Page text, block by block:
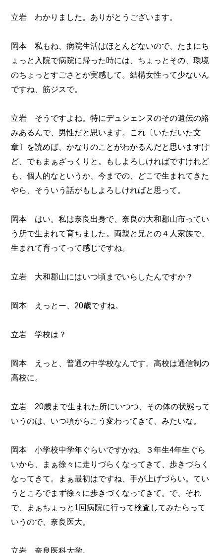
立岩 わかりました。ありがとうございます。
岡本 私もね、病院生活はほとんどないので、たまにち
ょっと入院で病院に帰った時には、ちょっとその、環境
のちょっとすごさとか実感して。結構女性って少ないん
ですね、筋ジスで。
立岩 そうですよね。特にデュシェンヌのその遺伝の絡
みあるんで、男性だと思います。これ〔いただいた文
章〕を読めば、かなりのことがわかるんだと思いますけ
ど、でもまぁざっくりと。もしよろしければですけれど
も、個人的なというか、今までの、どこで生まれてきた
やら、そういう話がもしよろしければと思って。
岡本 はい。私は奈良出身で、奈良の大和郡山市ってい
う所で生まれて育ちました。両親と兄との４人家族で、
生まれて育ってって感じですね。
立岩 大和郡山にはいつ頃までいらしたんですか？
岡本 えっとー、20歳ですね。
立岩 学校は？
岡本 えっと、普通の中学校なんです。高校は通信制の
高校に。
立岩 20歳まで生まれた所にいつつ、その体の状態って
いうのは、いつ頃からこう変わってきて、みたいな。
岡本 小学校中学年ぐらいですかね。３年生4年生ぐら
いから、まぁ徐々に走りづらくなってきて、歩きづらく
なってきて。まぁ最初はですね、手が上げづらい。てい
うところでまず徐々に歩きづくなってきて。で、それ
で、まぁちょっと1回病院に行って検査してみたらって
いうので、奈良医大。
立岩 奈良医科大学。